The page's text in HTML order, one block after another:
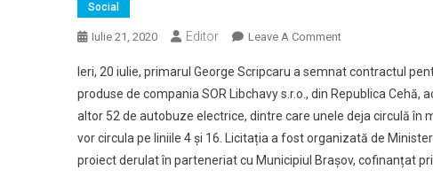
Social
Iulie 21, 2020 Editor Leave A CommentOn
Cele
52
De
Autobuze
Electrice
Ieri, 20 iulie, primarul George Scripcaru a semnat contractul
produse de compania SOR Libchavy s.r.o., din Republica
altor 52 de autobuze electrice, dintre care unele deja circulă în
vor circula pe liniile 4 și 16. Licitația a fost organizată de
proiect derulat în parteneriat cu Municipiul Brașov, cofinanțat